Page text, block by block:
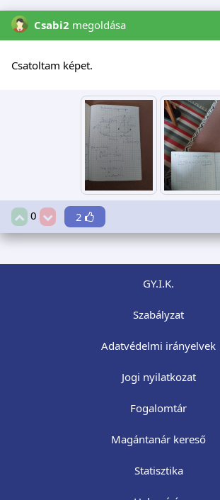
Csabi2 megoldása
Csatoltam képet.
0 2
GY.I.K.
Szabályzat
Adatvédelmi irányelvek
Jogi nyilatkozat
Fogalomtár
Magántanár kereső
Statisztika